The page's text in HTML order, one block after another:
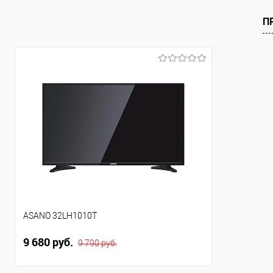
В наличии
К
В
ASANO 32LH1010T
9 680 руб. 9 790 руб.